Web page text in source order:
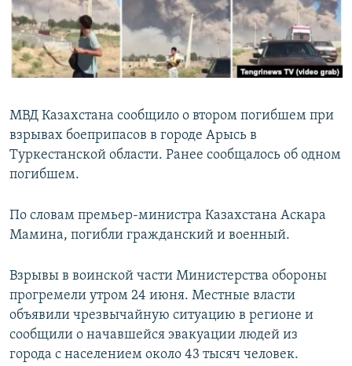
МВД Казахстана сообщило о втором погибшем при
взрывах боеприпасов в городе Арысь в
Туркестанской области. Ранее сообщалось об одном
погибшем.
По словам премьер-министра Казахстана Аскара
Мамина, погибли гражданский и военный.
Взрывы в воинской части Министерства обороны
прогремели утром 24 июня. Местные власти
объявили чрезвычайную ситуацию в регионе и
сообщили о начавшейся эвакуации людей из
города с населением около 43 тысяч человек.